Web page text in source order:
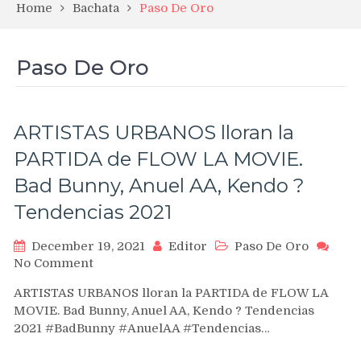
Home Bachata Paso De Oro
Paso De Oro
ARTISTAS URBANOS lloran la
PARTIDA de FLOW LA MOVIE.
Bad Bunny, Anuel AA, Kendo ?
Tendencias 2021
December 19, 2021 Editor
Paso De Oro
No Commenton
URBANOS
lloran
la
ARTISTAS URBANOS lloran la PARTIDA de FLOW LA
MOVIE. Bad Bunny, Anuel AA, Kendo ? Tendencias
2021 #BadBunny #AnuelAA #Tendencias…